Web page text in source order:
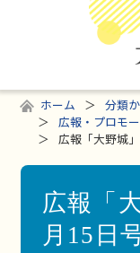
ホーム 分類
広報・プロモ
広報「大野城
広報「
月15日